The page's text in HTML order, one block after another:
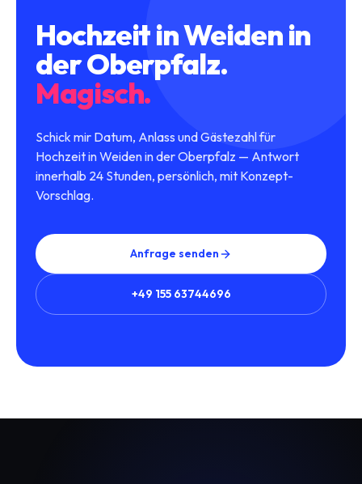
HochzeitinWeiden in
der Oberpfalz.
Magisch.
Schick mir Datum, Anlass und Gästezahl für
Hochzeit in Weiden in der Oberpfalz — Antwort
innerhalb 24 Stunden, persönlich, mit Konzept-
Vorschlag.
Anfrage senden
+49 155 63744696